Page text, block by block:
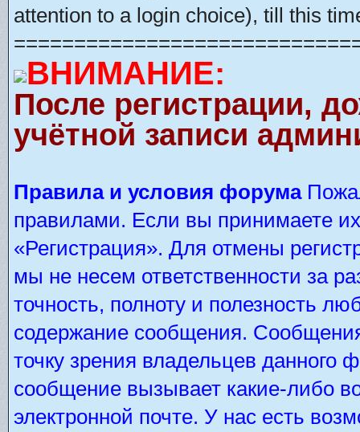
attention to a login choice), till this
ВНИМАНИЕ:
После регистрации,
учётной записи
Правила и условия форума
правилами. Если вы принимаете
«Регистрация». Для отмены
мы не несем ответственности за
точность, полноту и полезность
содержание сообщения.
точку зрения владельцев
сообщение вызывает какие-либо
электронной почте. У нас есть